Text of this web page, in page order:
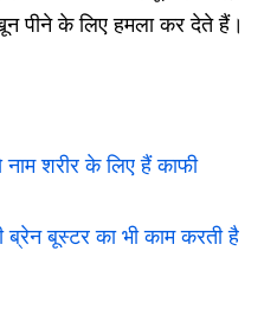
पीने के लिए हमला कर देते हैं।
शरीर के लिए हैं काफी
ब्रेन बूस्टर का भी काम करती है